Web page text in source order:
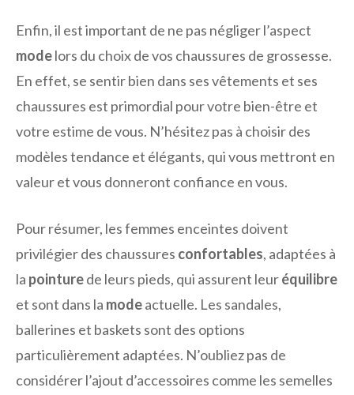
Enfin, il est important de ne pas négliger l’aspect
modelors du choix de vos chaussures de grossesse.
En effet, se sentir bien dans ses vêtements et ses
chaussures est primordial pour votre bien-être et
votre estime de vous. N’hésitez pas à choisir des
modèles tendance et élégants, qui vous mettront en
valeur et vous donneront confiance en vous.
Pour résumer, les femmes enceintes doivent
privilégier des chaussures confortables, adaptées à
la pointurede leurs pieds, qui assurent leuréquilibre
et sont dans la modeactuelle. Les sandales,
ballerines et baskets sont des options
particulièrement adaptées. N’oubliez pas de
considérer l’ajout d’accessoires comme les semelles